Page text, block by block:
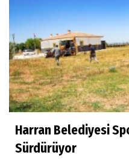
Harran Belediyesi
Sürdürüyor